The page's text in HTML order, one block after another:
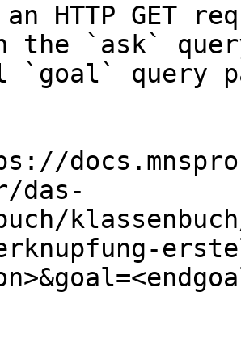
an HTTP GET
the `ask`
`goal` query
das-